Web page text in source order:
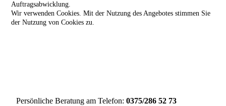
Auftragsabwicklung.
Wir verwenden Cookies. Mit der Nutzung des Angebotes stimmen Sie
der Nutzung von Cookies zu.
Persönliche Beratung am Telefon:0375/286 52 73